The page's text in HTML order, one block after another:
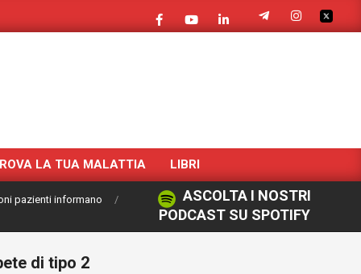
LA TUA MALATTIA LIBRI
pazienti informano
ASCOLTA I NOSTRI
PODCAST SU SPOTIFY
di tipo 2‎